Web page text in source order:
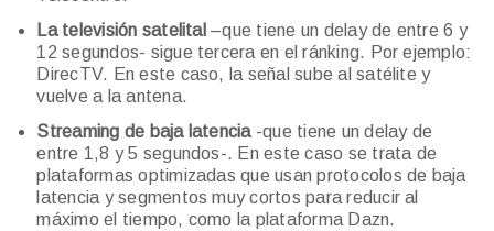
La televisión satelital –que tiene un delay de entre 6 y
12 segundos- sigue tercera en el ránking. Por ejemplo:
DirecTV. En este caso, la señal sube al satélite y
vuelve a la antena.
Streaming de baja latencia-que tiene un delay de
entre 1,8 y 5 segundos-. En este caso se trata de
plataformas optimizadas que usan protocolos de baja
latencia y segmentos muy cortos para reducir al
máximo el tiempo, como la plataforma Dazn.